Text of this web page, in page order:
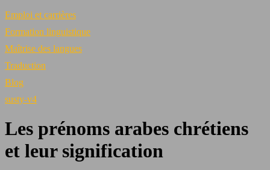
Emploi et carrières
Formation linguistique
Maîtrise des langues
Traduction
Blog
susty-v4
Les prénoms arabes chrétiens
et leur signification